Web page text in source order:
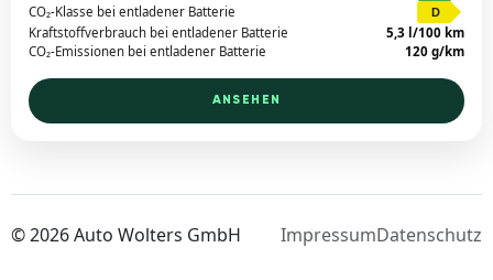
CO₂-Klasse bei entladener Batterie D
Kraftstoffverbrauch bei entladener Batterie
5,3 l/100 km
CO₂-Emissionen bei entladener Batterie
120 g/km
ANSEHEN
©2026Auto Wolters GmbH ImpressumDatenschutz